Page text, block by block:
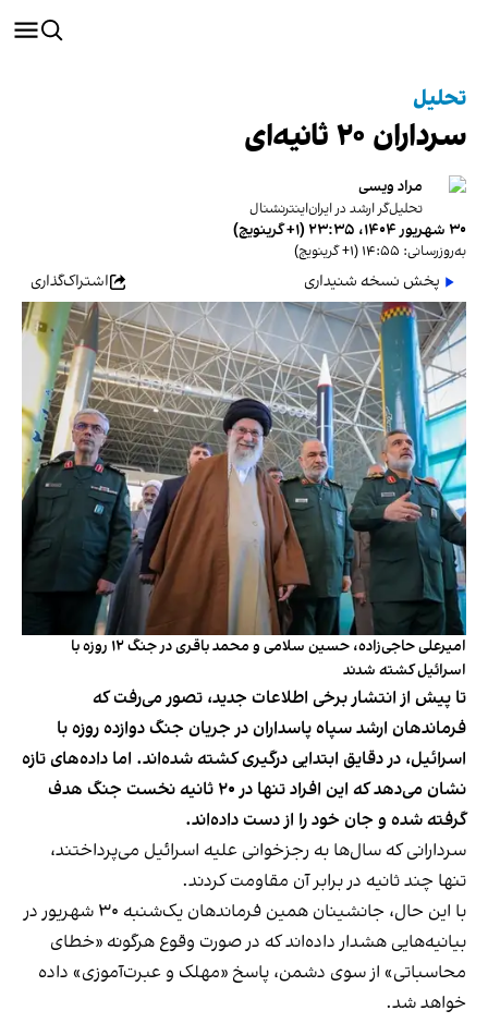
تحلیل
سرداران ۲۰ ثانیه‌ای
مراد ویسی
تحلیل‌گر ارشد در ایران‌اینترنشنال
۳۰ شهریور ۱۴۰۴، ۲۳:۳۵ (‎+۱ گرینویچ)
به‌روزرسانی: ۱۴:۵۵ (‎+۱ گرینویچ)
پخش نسخه شنیداری اشتراک‌گذاری
امیرعلی حاجی‌زاده، حسین سلامی و محمد باقری در جنگ ۱۲ روزه با
اسرائیل کشته شدند
تا پیش از انتشار برخی اطلاعات جدید، تصور می‌رفت که
فرماندهان ارشد سپاه پاسداران در جریان جنگ دوازده‌ روزه با
اسرائیل، در دقایق ابتدایی درگیری کشته شده‌اند. اما داده‌های تازه
نشان می‌دهد که این افراد تنها در ۲۰ ثانیه نخست جنگ هدف
گرفته شده و جان خود را از دست داده‌اند.
سردارانی که سال‌ها به رجزخوانی علیه اسرائیل می‌پرداختند،
تنها چند ثانیه در برابر آن مقاومت کردند.
با این حال، جانشینان همین فرماندهان یک‌شنبه ۳۰ شهریور در
بیانیه‌هایی هشدار داده‌اند که در صورت وقوع هرگونه «خطای
محاسباتی» از سوی دشمن، پاسخ «مهلک و عبرت‌آموزی» داده
خواهد شد.